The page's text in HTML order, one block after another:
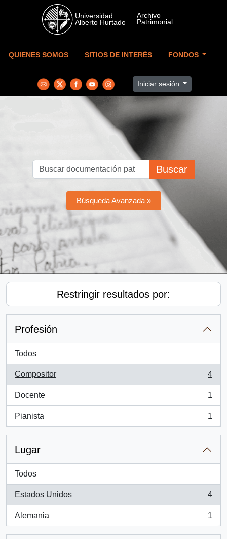
Skip to main content
QUIENES SOMOS SITIOS DE INTERÉS FONDOS
Iniciar sesión
Buscar
Búsqueda Avanzada »
Restringir resultados por:
Profesión
Todos
Compositor
, 4 resultados
4
Docente
, 1 resultados
1
Pianista
, 1 resultados
1
Lugar
Todos
Estados Unidos
, 4 resultados
4
Alemania
, 1 resultados
1